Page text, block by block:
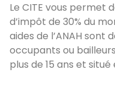
Le CITE vous permet
d’impôt de 30% du
aides de l’ANAH sont
occupants ou
plus de 15 ans et